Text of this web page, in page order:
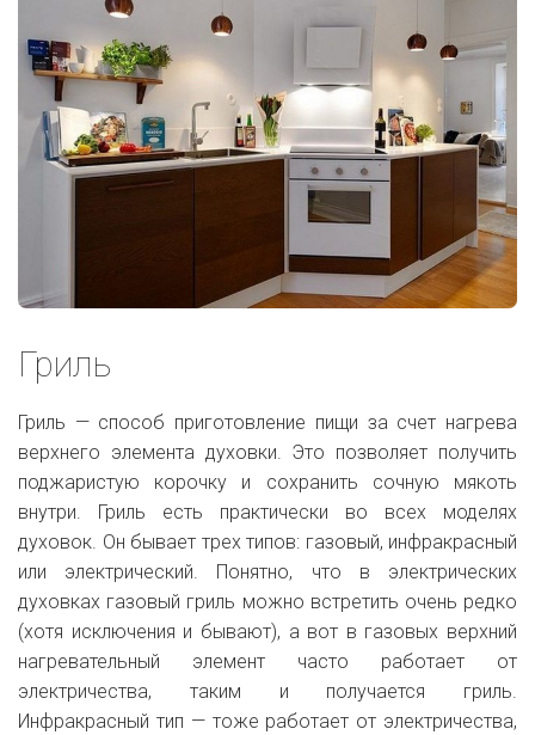
Гриль
Гриль — способ приготовление пищи за счет нагрева
верхнего элемента духовки. Это позволяет получить
поджаристую корочку и сохранить сочную мякоть
внутри. Гриль есть практически во всех моделях
духовок. Он бывает трех типов: газовый, инфракрасный
или электрический. Понятно, что в электрических
духовках газовый гриль можно встретить очень редко
(хотя исключения и бывают), а вот в газовых верхний
нагревательный элемент часто работает от
электричества, таким и получается гриль.
Инфракрасный тип — тоже работает от электричества,